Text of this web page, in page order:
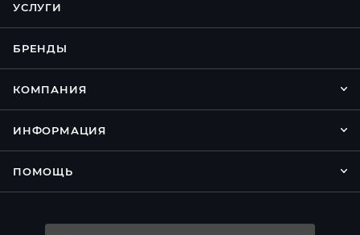
УСЛУГИ
БРЕНДЫ
КОМПАНИЯ
ИНФОРМАЦИЯ
ПОМОЩЬ